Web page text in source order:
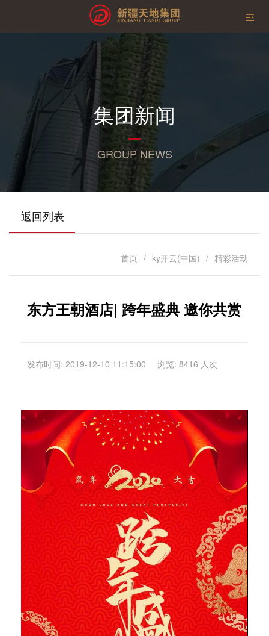
集团新闻
GROUP NEWS
返回列表
首页 / ky开云(中国) / 精彩活动
东方王朝酒店| 跨年盛典 邀你共赏
发布时间: 2019-12-10 11:15:00 浏览: 8416 人次